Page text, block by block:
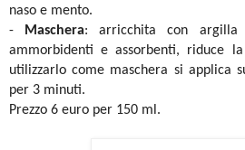
naso e mento.
-
Maschera: arricchita con argilla
ammorbidenti e assorbenti, riduce
utilizzarlo come maschera si applica
per 3 minuti.
Prezzo 6 euro per 150 ml.